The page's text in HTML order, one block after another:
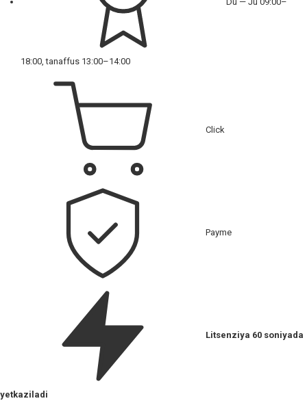
18:00, tanaffus 13:00–14:00
Click
Payme
Litsenziya 60 soniyada
yetkaziladi